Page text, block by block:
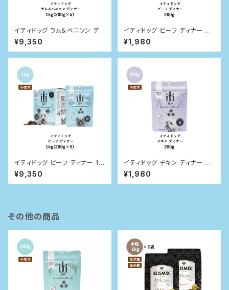
イティドッグ ラム＆ベニソン ディ
ナー 1kg
¥9,350
イティドッグ ビーフ ディナー 20
0g
¥1,980
イティドッグ ビーフ ディナー 1k
g
¥9,350
イティドッグ チキン ディナー 20
0g
¥1,980
その他の商品